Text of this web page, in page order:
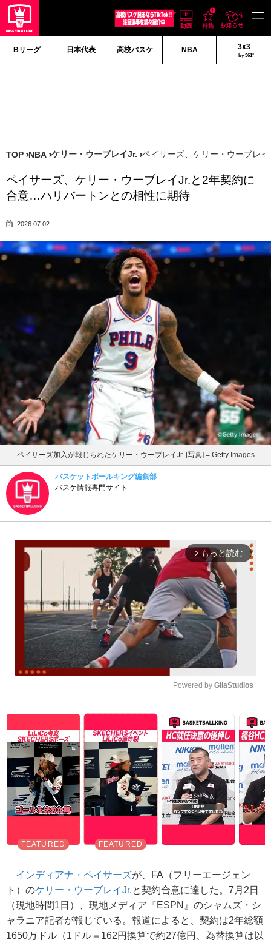
Bリーグ 日本代表 高校バスケ NBA 3x3
by 361°
TOP NBA ケリー・ウーブレイJr. ペイサーズ、ケリー・ウーブレ
ペイサーズ、ケリー・ウーブレイJr.と2年契約に
合意…ハリバートンとの相性に期待
2026.07.02
ペイサーズ加入が報じられたケリー・ウーブレイJr. [写真] = Getty Images
バスケットボールキング編集部
バスケ情報専門サイト
arrow_forward_ios もっと読む
Powered by GliaStudios
インディアナ・ペイサーズが、FA（フリーエージェン
ト）のケリー・ウーブレイJr.と契約合意に達した。7月2日
（現地時間1日）、現地メディア『ESPN』のシャムズ・シ
ャラニア記者が報じている。報道によると、契約は2年総額
1650万ドル（1ドル＝162円換算で約27億円、為替換算は以